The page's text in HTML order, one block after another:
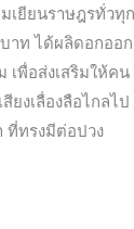
เยียนราษฎรทั่วทุ
าท ได้ผลิดอกออก
พื่อส่งเสริมให้คน
งเลื่องลือไกลไป
ที่ทรงมีต่อปวง